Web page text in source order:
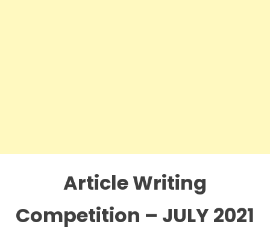
Article Writing
Competition – JULY 2021